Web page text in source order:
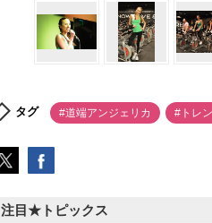
タグ #道端アンジェリカ #トレ
注目★トピックス